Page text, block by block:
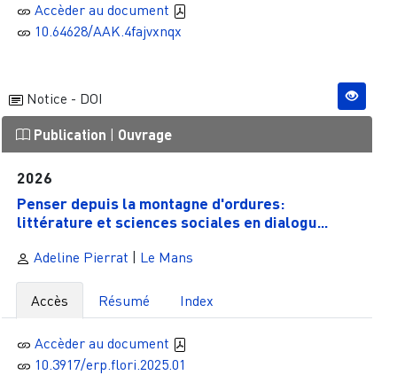
Accèder au document
10.64628/AAK.4fajvxnqx
Notice - DOI
Publication | Ouvrage
2026
Penser depuis la montagne d'ordures:
littérature et sciences sociales en dialogu...
Adeline Pierrat Le Mans
Accès Résumé Index
Accèder au document
10.3917/erp.flori.2025.01